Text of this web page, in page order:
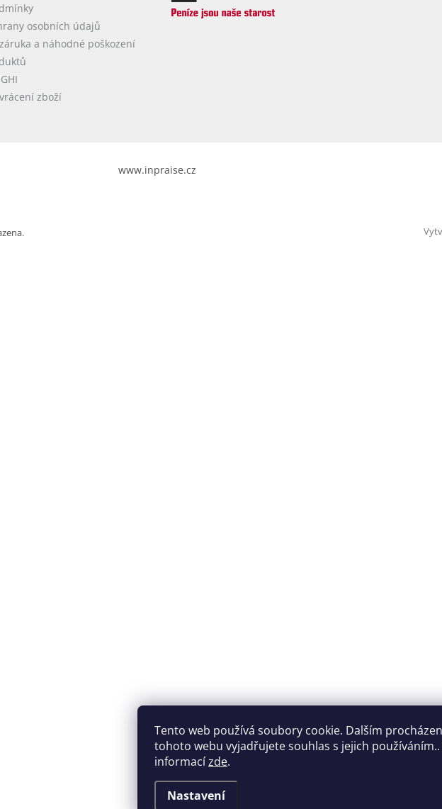
Tento web používá soubory cookie. Dalším
tohoto webu vyjadřujete souhlas s jejich používáním..
informacízde.
Nastavení
osobních údajů
a náhodné poškození
zboží
www.inpraise.cz